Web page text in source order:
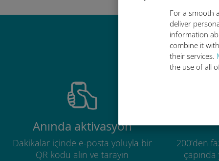
For a smooth
deliver
information
combine it
their services.
the use of all
Ubigi
Anında aktivasyon
Dakikalar içinde e-posta yoluyla bir
QR kodu alın ve tarayın
200'den